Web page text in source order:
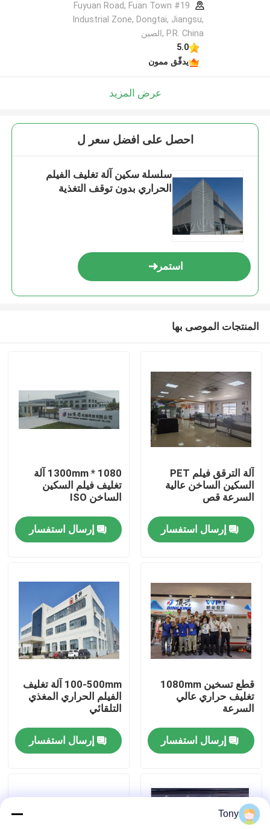
المنزل
المنتجات
جولة في المصنع
مراقبة الجودة
أخبار
القضايا
آلة تغليف الفلوت
#19 Fuyuan Road, Fuan Town
Industrial Zone, Dongtai, Jiangsu,
P.R. China ,الصين
5.0
يدقّق ممون
عرض المزيد
احصل على افضل سعر ل
سلسلة سكين آلة تغليف الفيلم
الحراري بدون توقف التغذية
استمر
المنتجات الموصى بها
آلة الترقق فيلم PET
السكين الساخن عالية
السرعة قص
إرسال استفسار
1080 * 1300mm آلة
تغليف فيلم السكين
الساخن ISO
إرسال استفسار
قطع تسخين 1080mm
تغليف حراري عالي
السرعة
إرسال استفسار
100-500mm آلة تغليف
الفيلم الحراري المغذي
التلقائي
إرسال استفسار
Tony